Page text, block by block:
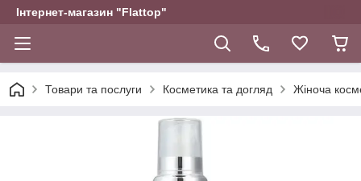
Інтернет-магазин "Flattop"
Товари та послуги Косметика та догляд Жіноча